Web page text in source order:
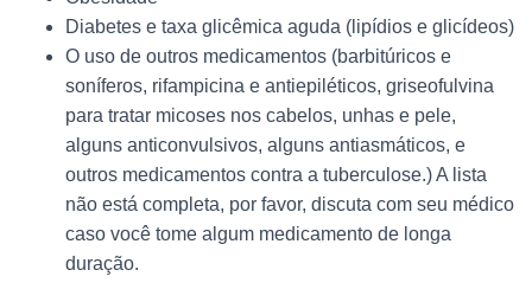
Diabetes e taxa glicêmica aguda (lipídios e glicídeos)
O uso de outros medicamentos (barbitúricos e
soníferos, rifampicina e antiepiléticos, griseofulvina
para tratar micoses nos cabelos, unhas e pele,
alguns anticonvulsivos, alguns antiasmáticos, e
outros medicamentos contra a tuberculose.) A lista
não está completa, por favor, discuta com seu médico
caso você tome algum medicamento de longa
duração.